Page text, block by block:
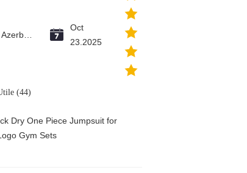
Oct
23.2025
(44)
Dry One Piece Jumpsuit for
Gym Sets